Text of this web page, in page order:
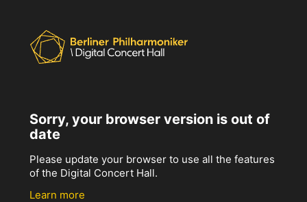
Sorry, your browser version is out of
date
Please update your browser to use all the features
of the Digital Concert Hall.
Learn more